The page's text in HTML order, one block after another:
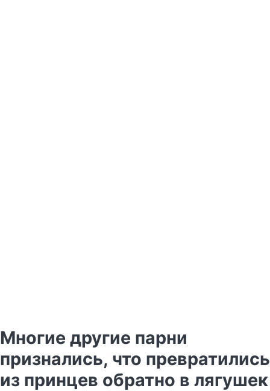
Многие другие парни
признались, что превратились
из принцев обратно в лягушек